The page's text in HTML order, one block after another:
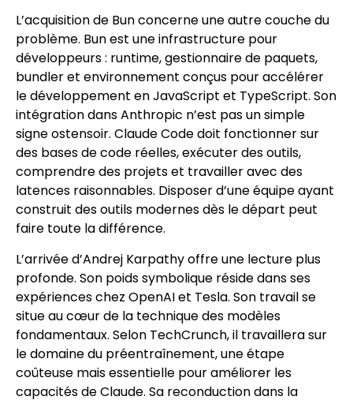
L’acquisition de Bun concerne une autre couche du
problème. Bun est une infrastructure pour
développeurs : runtime, gestionnaire de paquets,
bundler et environnement conçus pour accélérer
le développement en JavaScript et TypeScript. Son
intégration dans Anthropic n’est pas un simple
signe ostensoir. Claude Code doit fonctionner sur
des bases de code réelles, exécuter des outils,
comprendre des projets et travailler avec des
latences raisonnables. Disposer d’une équipe ayant
construit des outils modernes dès le départ peut
faire toute la différence.
L’arrivée d’Andrej Karpathy offre une lecture plus
profonde. Son poids symbolique réside dans ses
expériences chez OpenAI et Tesla. Son travail se
situe au cœur de la technique des modèles
fondamentaux. Selon TechCrunch, il travaillera sur
le domaine du préentraînement, une étape
coûteuse mais essentielle pour améliorer les
capacités de Claude. Sa reconduction dans la